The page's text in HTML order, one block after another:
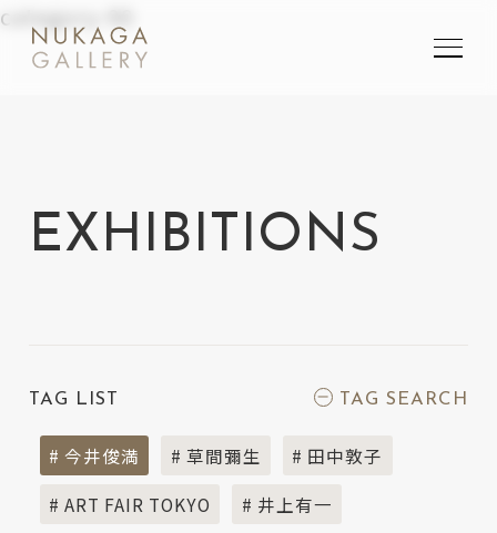
category-90
EXHIBITIONS
TAG LIST TAG SEARCH
# 今井俊満 # 草間彌生 # 田中敦子
# ART FAIR TOKYO # 井上有一